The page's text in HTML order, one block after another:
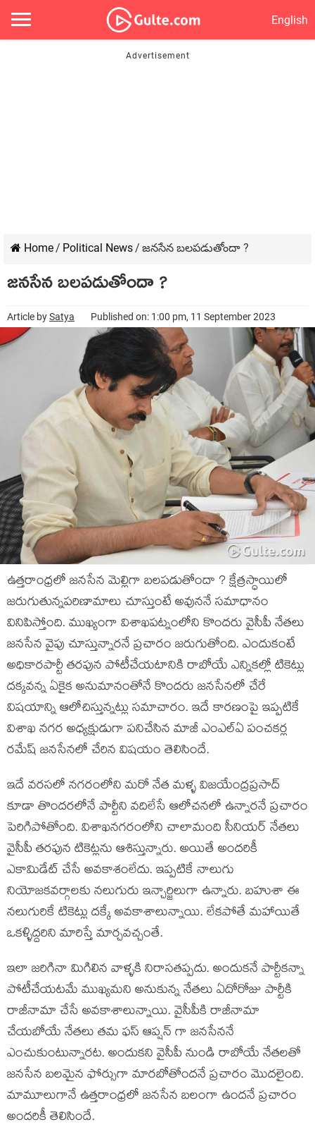
English
Home/ Political News/ జనసేన బలపడుతోందా ?
జనసేన బలపడుతోందా ?
Article bySatya Published on: 1:00 pm, 11 September 2023
ఉత్తరాంధ్రలో జనసేన మెల్లిగా బలపడుతోందా ? క్షేత్రస్ధాయిలో
జరుగుతున్నపరిణామాలు చూస్తుంటే అవుననే సమాధానం
వినిపిస్తోంది. ముఖ్యంగా విశాఖపట్నంలోని కొందరు వైసీపీ నేతలు
జనసేన వైపు చూస్తున్నారనే ప్రచారం జరుగుతోంది. ఎందుకంటే
అధికారపార్టీ తరపున పోటీచేయటానికి రాబోయే ఎన్నికల్లో టికెట్లు
దక్కవన్న ఏకైక అనుమానంతోనే కొందరు జనసేనలో చేరే
విషయాన్ని ఆలోచిస్తున్నట్లు సమాచారం. ఇదే కారణంపై ఇప్పటికే
విశాఖ నగర అధ్యక్షుడుగా పనిచేసిన మాజీ ఎంఎల్ఏ పంచకర్ల
రమేష్ జనసేనలో చేరిన విషయం తెలిసిందే.
ఇదే వరసలో నగరంలోని మరో నేత మళ్ళ విజయేంద్రప్రసాద్
కూడా తొందరలోనే పార్టీని వదిలేసే ఆలోచనలో ఉన్నారనే ప్రచారం
పెరిగిపోతోంది. విశాఖనగరంలోని చాలామంది సీనియర్ నేతలు
వైసీపీ తరపున టికెట్లను ఆశిస్తున్నారు. అయితే అందరికీ
ఎకామిడేట్ చేసే అవకాశంలేదు. ఇప్పటికే నాలుగు
నియోజకవర్గాలకు నలుగురు ఇన్చార్జిలుగా ఉన్నారు. బహుశా ఈ
నలుగురికే టికెట్లు దక్కే అవకాశాలున్నాయి. లేకపోతే మహాయితే
ఒకళ్ళిద్దరిని మారిస్తే మార్చవచ్చంతే.
ఇలా జరిగినా మిగిలిన వాళ్ళకి నిరాసతప్పదు. అందుకనే పార్టీకన్నా
పోటీచేయటమే ముఖ్యమని అనుకున్న నేతలు ఏదోరోజు పార్టీకి
రాజీనామా చేసే అవకాశాలున్నాయి. వైసీపీకి రాజీనామా
చేయబోయే నేతలు తమ ఫస్ ఆప్షన్ గా జనసేననే
ఎంచుకుంటున్నారట. అందుకని వైసీపీ నుండి రాబోయే నేతలతో
జనసేన బలమైన ఫోర్సుగా మారబోతోందనే ప్రచారం మొదలైంది.
మామూలుగానే ఉత్తరాంధ్రలో జనసేన బలంగా ఉందనే ప్రచారం
అందరికీ తెలిసిందే.